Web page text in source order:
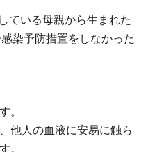
ている母親から生まれた
染予防措置をしなかった
。
他人の血液に安易に触ら
。